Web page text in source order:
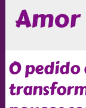
O pedido